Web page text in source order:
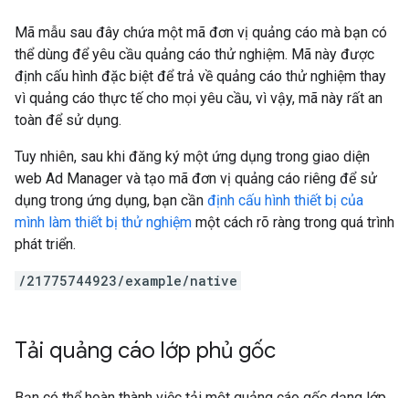
Mã mẫu sau đây chứa một mã đơn vị quảng cáo mà bạn có
thể dùng để yêu cầu quảng cáo thử nghiệm. Mã này được
định cấu hình đặc biệt để trả về quảng cáo thử nghiệm thay
vì quảng cáo thực tế cho mọi yêu cầu, vì vậy, mã này rất an
toàn để sử dụng.
Tuy nhiên, sau khi đăng ký một ứng dụng trong giao diện
web Ad Manager và tạo mã đơn vị quảng cáo riêng để sử
dụng trong ứng dụng, bạn cần định cấu hình thiết bị của
mình làm thiết bị thử nghiệm một cách rõ ràng trong quá trình
phát triển.
/21775744923/example/native
Tải quảng cáo lớp phủ gốc